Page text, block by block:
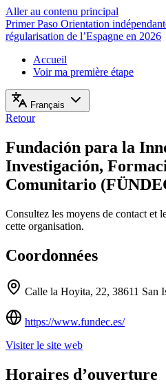
Aller au contenu principal
Primer Paso Orientation
régularisation de l’Espagne en 2026
Accueil
Voir ma première étape
Français
Retour
Fundación para la
Investigación,
Comunitario
Consultez les moyens de contact et
cette organisation.
Coordonnées
Calle la Hoyita, 22, 38611 San
https://www.fundec.es/
Visiter le site web
Horaires d’ouverture